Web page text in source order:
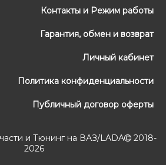
Контакты и Режим работы
Гарантия, обмен и возврат
Личный кабинет
Политика конфиденциальности
Публичный договор оферты
и Тюнинг на ВАЗ/LADA
2018-
2026